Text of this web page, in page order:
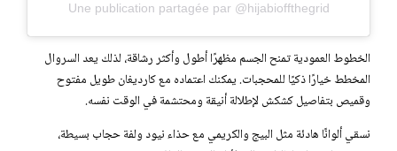
Une publication partagée par @hijabioffthegrid
الخطوط العمودية تمنح الجسم مظهرًا أطول وأكثر رشاقة، لذلك يعد السروال
المخطط خيارًا ذكيًا للمحجبات. يمكنك اعتماده مع كارديغان طويل مفتوح
وقميص بتفاصيل كشكش لإطلالة أنيقة ومحتشمة في الوقت نفسه.
نسقي ألوانًا هادئة مثل البيج والكريمي مع حذاء نيود ولفة حجاب بسيطة،